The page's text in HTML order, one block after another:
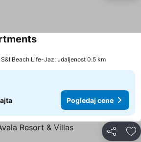
Pogledaj cene
S&I Beach Life-Jaz: udaljenost 0.5 km
Pogledaj cene
Deli